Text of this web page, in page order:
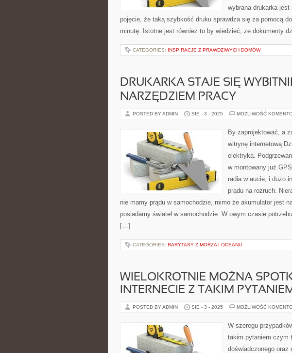
wybrana drukarka
pojęcie, że taką szybkość druku sprawdza się za pomocą
minutę. Istotne jest również to by wiedzieć, ze dokumenty
CATEGORIES: INSPIRACJE Z PRAWDZIWYCH DOMÓW
DRUKARKA STAJE SIĘ
NARZĘDZIEM PRACY
POSTED BY ADMIN SIE - 3 - 2025 MOŻLIWOŚĆ
By zaprojektować, a
witrynę internetową
elektryką.
w montowany już
radia w aucie, i dużo
prądu na rozruch.
nie mamy prądu w samochodzie, mimo że akumulator jest
posiadamy świateł w samochodzie. W owym czasie
[…]
CATEGORIES: RARYTASY Z MORZA I OCEANU
WIELOKROTNIE MOŻNA
INTERNECIE Z TAKIM
POSTED BY ADMIN SIE - 3 - 2025 MOŻLIWOŚĆ
W szeregu
takim pytaniem czym
doświadczonego oraz